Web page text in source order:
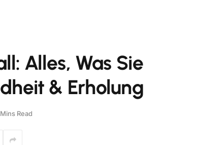
Alles, Was Sie
& Erholung
Read